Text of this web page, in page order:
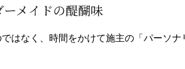
メイドの醍醐味
はなく、時間をかけて施主の「パーソ